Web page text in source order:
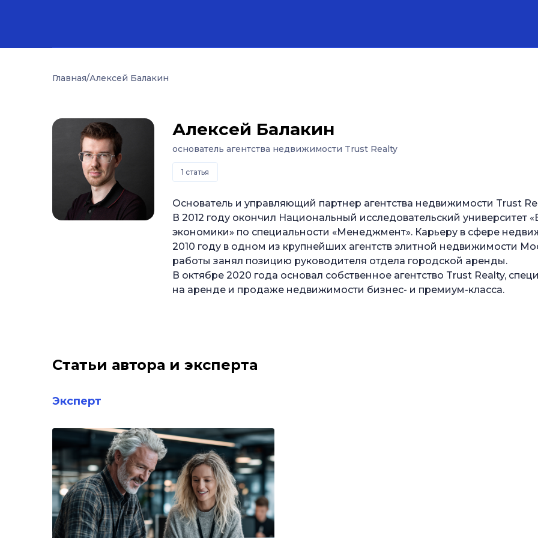
Главная/Алексей Балакин
Алексей Балакин
основатель агентства недвижимости Trust Realty
1 статья
Основатель и управляющий партнер агентства недвижимости Trust
В 2012 году окончил Национальный исследовательский университет
экономики» по специальности «Менеджмент». Карьеру в сфере
2010 году в одном из крупнейших агентств элитной недвижимости
работы занял позицию руководителя отдела городской аренды.
В октябре 2020 года основал собственное агентство Trust Realty,
на аренде и продаже недвижимости бизнес- и премиум-класса.
Статьи автора и эксперта
Эксперт